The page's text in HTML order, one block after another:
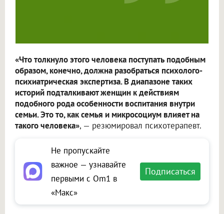
«Что толкнуло этого человека поступать подобным
образом, конечно, должна разобраться психолого-
психиатрическая экспертиза. В диапазоне таких
историй подталкивают женщин к действиям
подобного рода особенности воспитания внутри
семьи. Это то, как семья и микросоциум влияет на
такого человека», — резюмировал психотерапевт.
Не пропускайте
важное — узнавайте
первыми с Om1 в
«Макс»
Подписаться